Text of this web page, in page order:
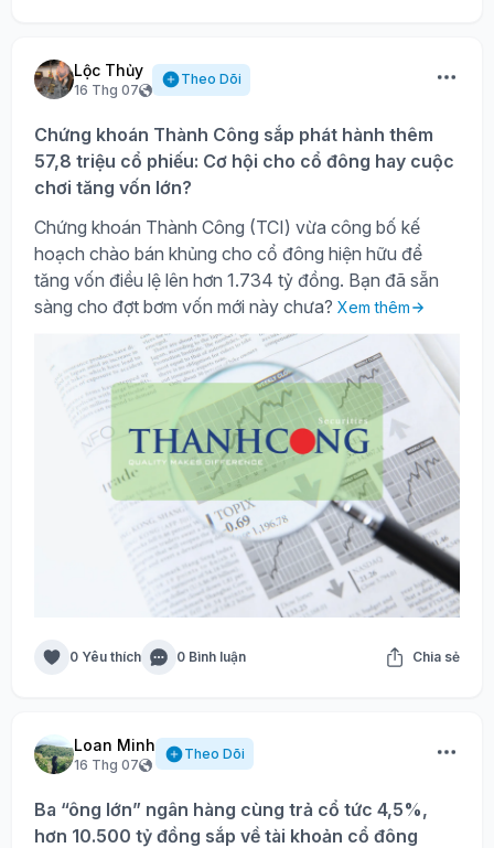
Lộc Thủy
16 Thg 07
Theo Dõi
Chứng khoán Thành Công sắp phát hành thêm
57,8 triệu cổ phiếu: Cơ hội cho cổ đông hay cuộc
chơi tăng vốn lớn?
Chứng khoán Thành Công (TCI) vừa công bố kế
hoạch chào bán khủng cho cổ đông hiện hữu để
tăng vốn điều lệ lên hơn 1.734 tỷ đồng. Bạn đã sẵn
sàng cho đợt bơm vốn mới này chưa? Xem thêm
0 Yêu thích 0 Bình luận Chia sẻ
Loan Minh
16 Thg 07
Theo Dõi
Ba “ông lớn” ngân hàng cùng trả cổ tức 4,5%,
hơn 10.500 tỷ đồng sắp về tài khoản cổ đông